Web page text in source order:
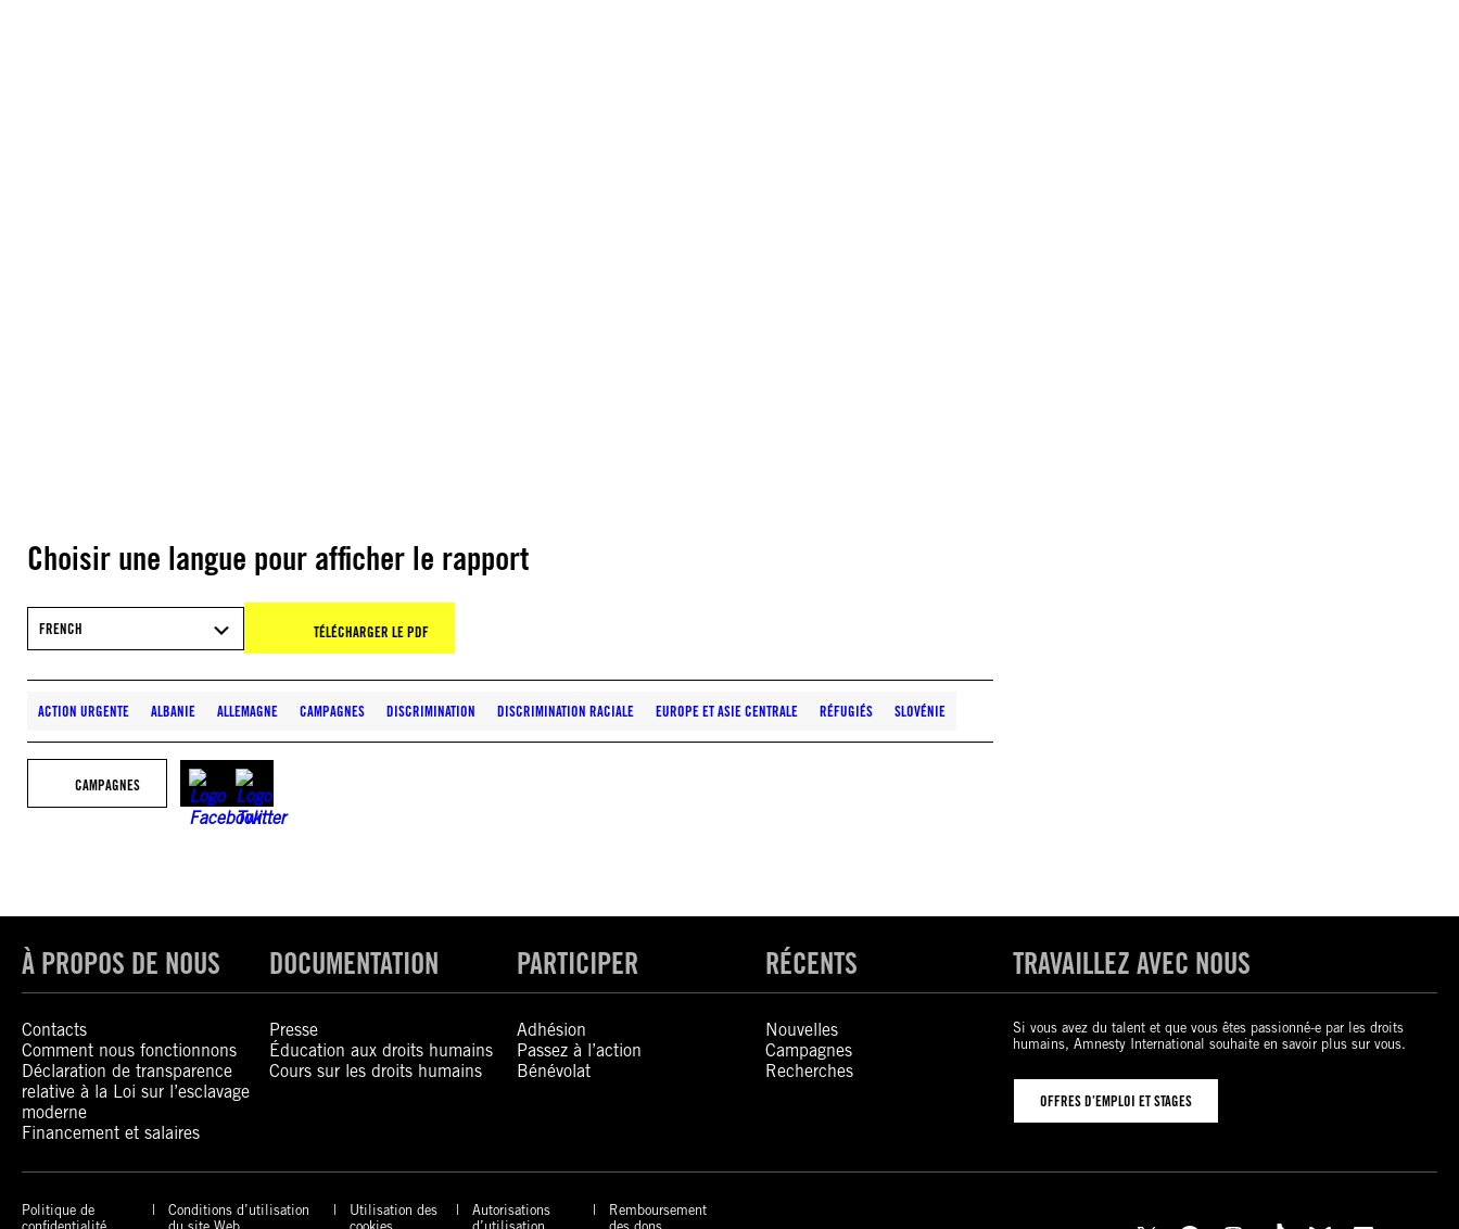
Choisir une langue pour afficher le rapport
FRENCH TÉLÉCHARGER LE PDF
ACTION URGENTE ALBANIE ALLEMAGNE CAMPAGNES DISCRIMINATION DISCRIMINATION RACIALE EUROPE ET ASIE CENTRALE RÉFUGIÉS SLOVÉNIE
CAMPAGNES
À PROPOS DE NOUS
Contacts
Comment nous fonctionnons
Déclaration de transparence
relative à la Loi sur l’esclavage
moderne
Financement et salaires
DOCUMENTATION
Presse
Éducation aux droits humains
Cours sur les droits humains
PARTICIPER
Adhésion
Passez à l’action
Bénévolat
RÉCENTS
Nouvelles
Campagnes
Recherches
TRAVAILLEZ AVEC NOUS
Si vous avez du talent et que vous êtes passionné-e par les droits
humains, Amnesty International souhaite en savoir plus sur vous.
OFFRES D’EMPLOI ET STAGES
Politique de
Conditions d’utilisation
Utilisation des
Autorisations
Remboursement